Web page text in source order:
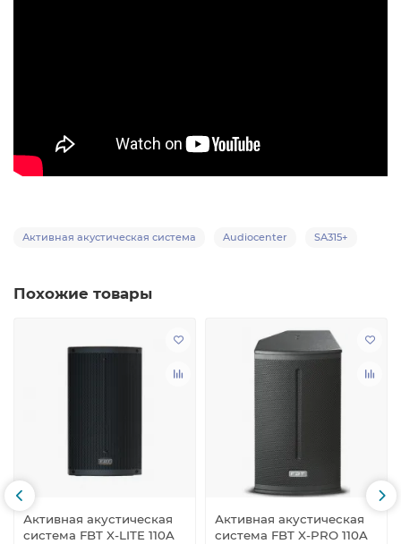
Активная акустическая система Audiocenter SA315+
Похожие товары
Активная акустическая
система FBT X-LITE 110A
Активная акустическая
система FBT X-PRO 110A